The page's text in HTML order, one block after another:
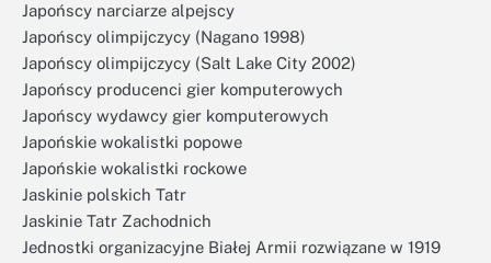
Japońscy narciarze alpejscy
Japońscy olimpijczycy (Nagano 1998)
Japońscy olimpijczycy (Salt Lake City 2002)
Japońscy producenci gier komputerowych
Japońscy wydawcy gier komputerowych
Japońskie wokalistki popowe
Japońskie wokalistki rockowe
Jaskinie polskich Tatr
Jaskinie Tatr Zachodnich
Jednostki organizacyjne Białej Armii rozwiązane w 1919